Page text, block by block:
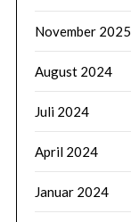
November 2025
August 2024
Juli 2024
April 2024
Januar 2024